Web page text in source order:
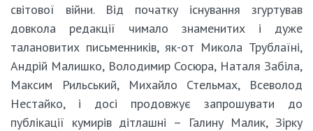
світової війни. Від початку існування згуртував
довкола редакції чимало знаменитих і дуже
талановитих письменників, як-от Микола Трублаїні,
Андрій Малишко, Володимир Сосюра, Наталя Забіла,
Максим Рильський, Михайло Стельмах, Всеволод
Нестайко, і досі продовжує запрошувати до
публікації кумирів дітлашні – Галину Малик, Зірку